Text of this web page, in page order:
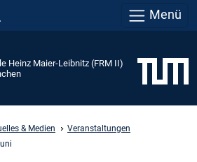
Menü
Heinz Maier-Leibnitz (FRM II)
& Medien
Veranstaltungen